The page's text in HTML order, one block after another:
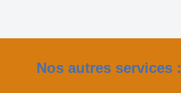
Nos autres services :